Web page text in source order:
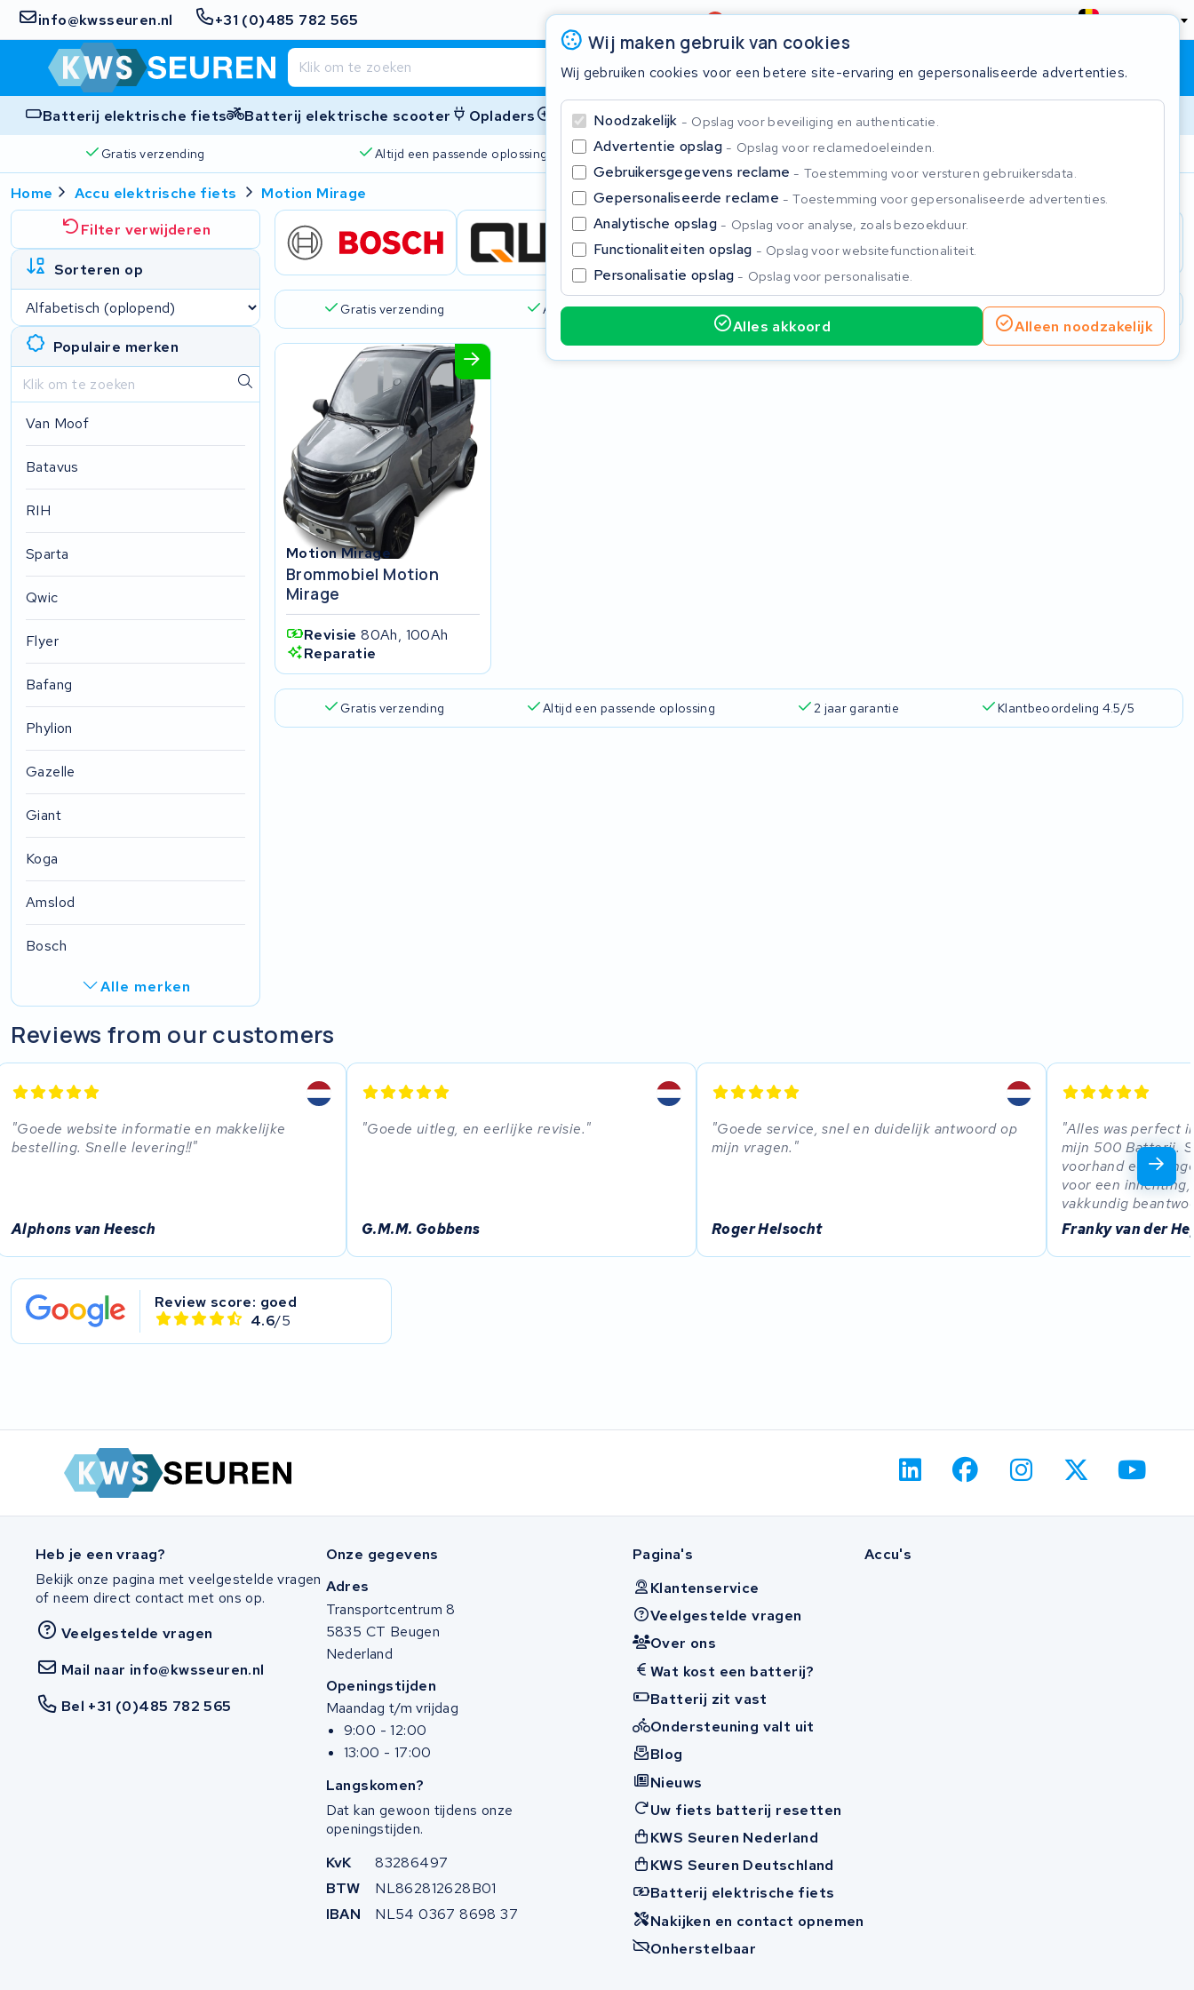
info@kwsseuren.nl +31 (0)485 782 565 Beoordeling4,6/5 België
Winkelwagen Inloggen
Batterij elektrische fiets Batterij elektrische scooter Opladers Accessoires
Gratis verzending Altijd een passende oplossing 2 jaar garantie
Wij maken gebruik van cookies
Wij gebruiken cookies voor een betere site-ervaring en gepersonaliseerde advertenties.
Noodzakelijk Opslag voor beveiliging en authenticatie.
Advertentie opslag Opslag voor reclamedoeleinden.
Gebruikersgegevens reclame Toestemming voor versturen gebruikersdata.
Gepersonaliseerde reclame Toestemming voor gepersonaliseerde advertenties.
Analytische opslag Opslag voor analyse, zoals bezoekduur.
Functionaliteiten opslag Opslag voor websitefunctionaliteit.
Personalisatie opslag Opslag voor personalisatie.
Alles akkoord Alleen noodzakelijk
Home Accu elektrische fiets
Motion Mirage
Filter verwijderen
Sorteren op
Populaire merken
Van Moof
Batavus
RIH
Sparta
Qwic
Flyer
Bafang
Phylion
Gazelle
Giant
Koga
Amslod
Bosch
Alle merken
R.A.T. Holland
SociBike
Derby cycle
FIT E-Bike System Integration
World power
36V
Schwinn
Gratis verzending Altijd een passende oplossing 2 jaar garantie Klantbeoordeling 4.5/5
Motion Mirage
Brommobiel Motion
Mirage
Revisie80Ah, 100Ah
Reparatie
Gratis verzending Altijd een passende oplossing 2 jaar garantie Klantbeoordeling 4.5/5
Reviews from our customers
Goede website informatie en makkelijke
bestelling. Snelle levering!!
Alphons van Heesch
Goede uitleg, en eerlijke revisie.
G.M.M. Gobbens
Goede service, snel en duidelijk antwoord op
mijn vragen.
Roger Helsocht
Alles was perfect
mijn 500 Batterij.
voorhand een
voor een
vakkundig
Franky van der
Review score: goed
4.6/5
Heb je een vraag?
Bekijk onze pagina met veelgestelde vragen
of neem direct contact met ons op.
Veelgestelde vragen
Mail naar info@kwsseuren.nl
Bel +31 (0)485 782 565
Onze gegevens
Adres
Transportcentrum 8
5835 CT Beugen
Nederland
Openingstijden
Maandag t/m vrijdag
9:00 - 12:00
13:00 - 17:00
Langskomen?
Dat kan gewoon tijdens onze
openingstijden.
KvK
83286497
BTW
NL862812628B01
IBAN
NL54 0367 8698 37
Pagina's
Klantenservice
Veelgestelde vragen
Over ons
Wat kost een batterij?
Batterij zit vast
Ondersteuning valt uit
Blog
Nieuws
Uw fiets batterij resetten
KWS Seuren Nederland
KWS Seuren Deutschland
Batterij elektrische fiets
Nakijken en contact opnemen
Onherstelbaar
Accu's
Sluiten
Begin te typen in de zoekbalk om te zoeken